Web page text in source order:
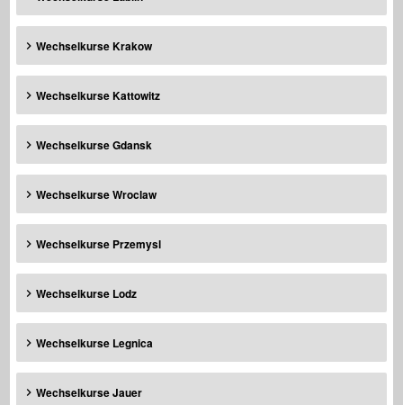
Wechselkurse Krakow
Wechselkurse Kattowitz
Wechselkurse Gdansk
Wechselkurse Wroclaw
Wechselkurse Przemysl
Wechselkurse Lodz
Wechselkurse Legnica
Wechselkurse Jauer